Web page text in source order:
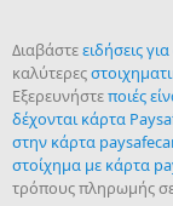
Διαβάστεειδήσεις
καλύτερες
Εξερευνήστεποιές
δέχονται κάρτα
στην κάρτα
στοίχημα με κάρτα
τρόπους πληρωμής σε